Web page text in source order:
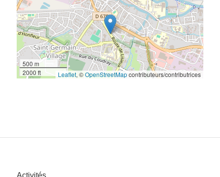
500 m
2000 ft
Leaflet, ©OpenStreetMapcontributeurs/contributrices
Activités